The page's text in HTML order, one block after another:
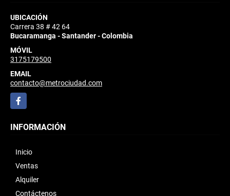
UBICACIÓN
Carrera 38 # 42 64
Bucaramanga - Santander - Colombia
MÓVIL
3175179500
EMAIL
contacto@metrociudad.com
Facebook
INFORMACIÓN
Inicio
Ventas
Alquiler
Contáctenos